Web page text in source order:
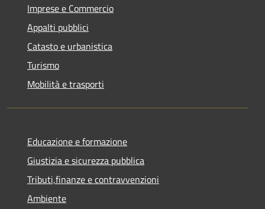
Imprese e Commercio
Appalti pubblici
Catasto e urbanistica
Turismo
Mobilità e trasporti
Educazione e formazione
Giustizia e sicurezza pubblica
Tributi,finanze e contravvenzioni
Ambiente